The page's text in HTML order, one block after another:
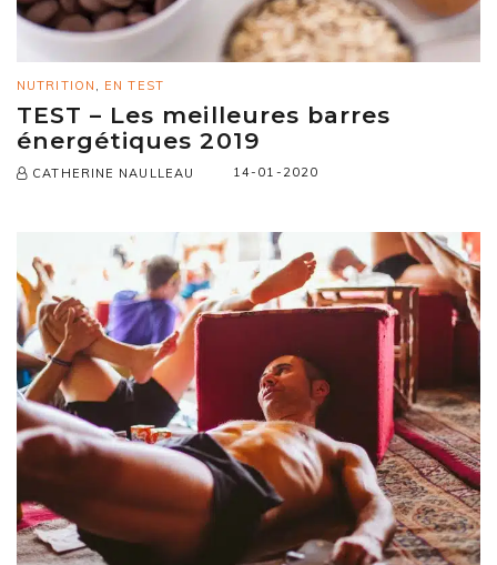
NUTRITION EN TEST
TEST – Les meilleures barres
énergétiques 2019
CATHERINE NAULLEAU 14-01-2020